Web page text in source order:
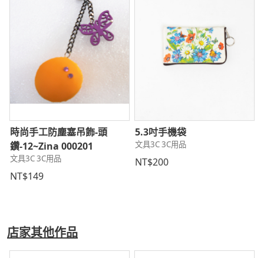
時尚手工防塵塞吊飾-頭
鑽-12~Zina 000201
文具3C 3C用品
NT$149
5.3吋手機袋
文具3C 3C用品
NT$200
店家其他作品